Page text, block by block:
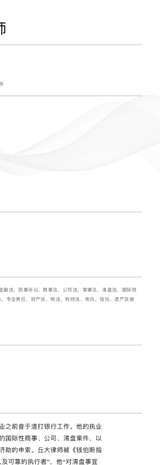
融法，民事诉讼，商事法，公司法，家事法，清盘法，国际贸
专业责任，财产法，税法，科技法，电讯，信托、遗产及继
之前曾于渣打银行工作。他的执业
国际性商事、公司、清盘案件，以
助的申索。丘大律师被《钱伯斯指
可靠的执行者”，他“对清盘事宜